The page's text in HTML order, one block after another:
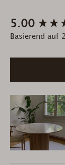
5.00
Basierend auf
New content